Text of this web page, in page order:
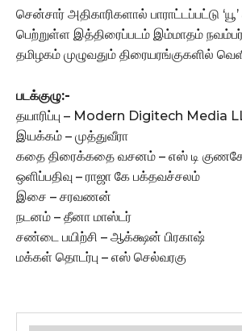
சென்சார் அதிகாரிகளால் பாராட்டப்பட்டு
பெற்றுள்ள இத்திரைப்படம் இம்மாதம்
தமிழகம் முழுவதும் திரையரங்குகளில்
படக்குழு:-
தயாரிப்பு – Modern Digitech Media
இயக்கம் – முத்துவீரா
கதை திரைக்கதை வசனம் – எஸ் டி
ஒளிப்பதிவு – ராஜா கே பக்தவச்சலம்
இசை – சரவணன்
நடனம் – தீனா மாஸ்டர்
சண்டை பயிற்சி – ஆக்க்ஷன் பிரகாஷ்
மக்கள் தொடர்பு – எஸ் செல்வரகு